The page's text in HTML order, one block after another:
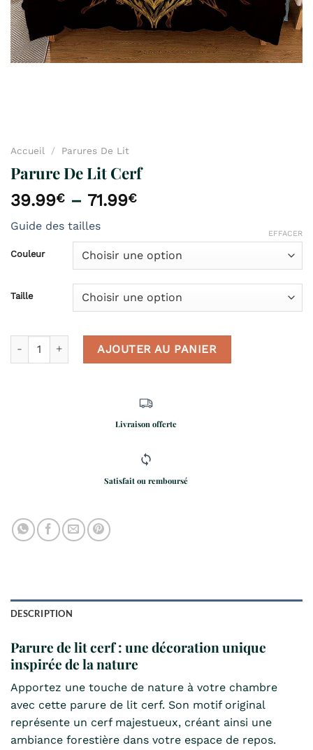
Accueil / Parures De Lit
Parure De Lit Cerf
39.99€ – 71.99€
Guide des tailles
Couleur
Taille
EFFACER
quantité de Parure De Lit Cerf
AJOUTER AU PANIER
Livraison offerte
Satisfait ou remboursé
DESCRIPTION
Parure de lit cerf : une décoration unique
inspirée de la nature
Apportez une touche de nature à votre chambre
avec cette parure de lit cerf. Son motif original
représente un cerf majestueux, créant ainsi une
ambiance forestière dans votre espace de repos.